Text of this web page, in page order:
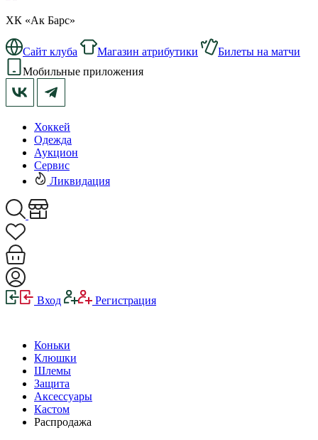
ХК «Ак Барс»
Сайт клуба Магазин атрибутики
Билеты на матчи
Мобильные приложения
Хоккей
Одежда
Аукцион
Сервис
Ликвидация
Вход Регистрация
Коньки
Клюшки
Шлемы
Защита
Аксессуары
Кастом
Распродажа